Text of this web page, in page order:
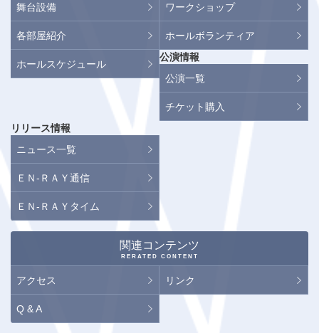
舞台設備
各部屋紹介
ホールスケジュール
ワークショップ
ホールボランティア
公演情報
公演一覧
チケット購入
リリース情報
ニュース一覧
ＥＮ-ＲＡＹ通信
ＥＮ-ＲＡＹタイム
関連コンテンツ
RERATED CONTENT
アクセス リンク
Q & A